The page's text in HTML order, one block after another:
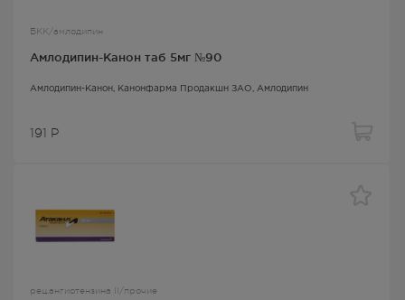
БКК/амлодипин
Амлодипин-Канон таб 5мг №90
Амлодипин-Канон , Канонфарма Продакшн ЗАО, Амлодипин
191 Р
рец.ангиотензина II/прочие